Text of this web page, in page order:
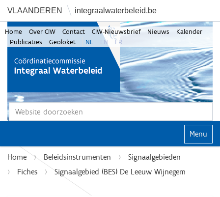
VLAANDEREN integraalwaterbeleid.be
Zoek
Home Over CIW Contact CIW-Nieuwsbrief Nieuws
Kalender
Publicaties
Geoloket NL EN FR
Klap
Home Beleidsinstrumenten
Signaalgebieden
Fiches
Signaalgebied (BES) De Leeuw Wijnegem